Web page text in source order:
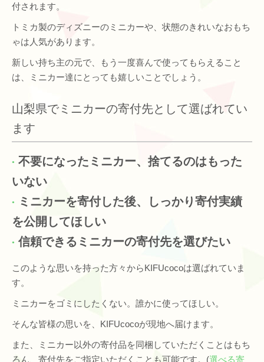
付されます。
トミカ製のディズニーのミニカーや、状態のきれいなおもち
ゃは人気があります。
新しい持ち主の元で、もう一度喜んで使ってもらえること
は、ミニカー達にとっても嬉しいことでしょう。
山梨県でミニカーの寄付先として選ばれてい
ます
不要になったミニカー、捨てるのはもった
いない
ミニカーを寄付した後、しっかり寄付実績
を公開してほしい
信頼できるミニカーの寄付先を選びたい
このような思いを持った方々からKIFUcocoは選ばれていま
す。
ミニカーをゴミにしたくない。誰かに使ってほしい。
そんな皆様の思いを、KIFUcocoが現地へ届けます。
また、ミニカー以外の寄付品を同梱していただくことはもち
ろん、寄付先をご指定いただくことも可能です。(選べる寄